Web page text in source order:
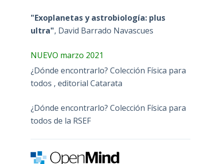
"Exoplanetas y astrobiología: plus
ultra", David Barrado Navascues
NUEVO marzo 2021
¿Dónde encontrarlo? Colección Física para
todos , editorial Catarata
¿Dónde encontrarlo? Colección Física para
todos de la RSEF